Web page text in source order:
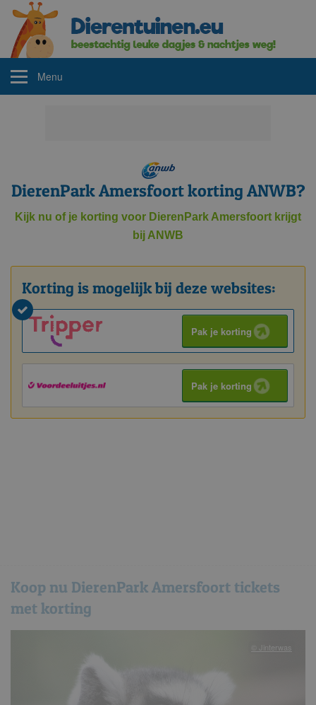
Menu
DierenPark Amersfoort korting ANWB?
Kijk nu of je korting voor DierenPark Amersfoort krijgt
bij ANWB
Korting is mogelijk bij deze websites:
Pak je korting
Pak je korting
Koop nu DierenPark Amersfoort tickets
met korting
© Jinterwas